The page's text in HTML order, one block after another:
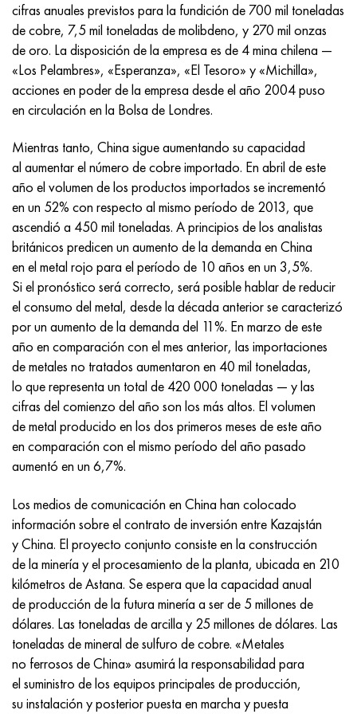
cifras anuales previstos para la fundición de 700 mil toneladas
de cobre, 7,5 mil toneladas de molibdeno, y 270 mil onzas
de oro. La disposición de la empresa es de 4 mina chilena —
«Los Pelambres», «Esperanza», «El Tesoro» y «Michilla»,
acciones en poder de la empresa desde el año 2004 puso
en circulación en la Bolsa de Londres.
Mientras tanto, China sigue aumentando su capacidad
al aumentar el número de cobre importado. En abril de este
año el volumen de los productos importados se incrementó
en un 52% con respecto al mismo período de 2013, que
ascendió a 450 mil toneladas. A principios de los analistas
británicos predicen un aumento de la demanda en China
en el metal rojo para el período de 10 años en un 3,5%.
Si el pronóstico será correcto, será posible hablar de reducir
el consumo del metal, desde la década anterior se caracterizó
por un aumento de la demanda del 11%. En marzo de este
año en comparación con el mes anterior, las importaciones
de metales no tratados aumentaron en 40 mil toneladas,
lo que representa un total de 420 000 toneladas — y las
cifras del comienzo del año son los más altos. El volumen
de metal producido en los dos primeros meses de este año
en comparación con el mismo período del año pasado
aumentó en un 6,7%.
Los medios de comunicación en China han colocado
información sobre el contrato de inversión entre Kazajstán
y China. El proyecto conjunto consiste en la construcción
de la minería y el procesamiento de la planta, ubicada en 210
kilómetros de Astana. Se espera que la capacidad anual
de producción de la futura minería a ser de 5 millones de
dólares. Las toneladas de arcilla y 25 millones de dólares. Las
toneladas de mineral de sulfuro de cobre. «Metales
no ferrosos de China» asumirá la responsabilidad para
el suministro de los equipos principales de producción,
su instalación y posterior puesta en marcha y puesta
Inconel 693
Inconel 706
Inconel 725
Inconel 738
Inconel 792
InconelX750
Inconel HX
Incotherm
incotest
Jette M152
maraging 250
René 41
Maraging 300
Maraging 350
MP35N
40KHNM
Aleación 40HNYU-VI
aleación
42NKhTYu
44NKhTYu
Aleación 45N
45НХТ
47ND
47НХР
49KF
Aleación 50N
Aleación 50NP
50NHS
Aleación 52N
52K12F
KhN56MVKYU
KhN56MVTYu
ХН58В
XN60VMTYUR
XH60VT
XH60M
XN60YU
HN62VMYUT
HN62MVKYU
HN63MB
KhN65VMTYu
KhN67MVTYu
KhN68VKTYU
KhN68VMTYUK-vd
KhN70VMTYu
VT-14
VT-16
BT20
VT20-1 sv
VT20-2 sv
BT22
VT-23
VT-35
PT-1M
PT-3V
2B
SPT-2 sv
A LAS 3
3M
TL3
Ti-6Al-6V-2Sn
Ti-6Al-2Sn-4Zr-2Mo
Ti-8Al-1Mo-1V
Ti-10V-2Fe-3Al
Ti-15V-3Cr-3Sn-3Al
Aleaciones de titanio alfa-beta
Aleación de níquel y titanio
1.4910 - AISI 316Ln
1.4919-asi 316h
Aleación 1.4923
Aleación 286 - 1.4944
Aisi 347H - 1.4961
Aleación A-286
Tubo resistente al calor resistente al calor
Aleación 1.4418
1.4429 - AISI 316Ln
Aleación 1.4432
Aleación 1.4435
Aleación 1.4436
1.4438 - AISI 317L
1.4439 - AISI 317LMn
1.4466 - AISI 310MoLn
Aleación Al6xn
15-7Ph® - 1.4532
1.4542 - 17-4Ph®
Custom 455® - 1.4543 - uns s45500
1.4545 - 15-5Ph®
1.4548 - 17-4Ph®
1.4550 - AISI 347
1.4008 - AISI 414
1.4512 - AISI 409
08Х17Н15М3Т
08X18N12B
09x14n19v2br
10X11H20T2R
10x11n20t3r
10х11н23т3мр
10H14G14N4T
10X17H13M3T
10X18N18Yu4D
11X11N2V2MF
13X11N2V2MF
15x11mf
15х12vnmf
15Х12Н2MVFAB
15X16K5N2MVFAB
C95300, CuAl9
C62300-CuAl10Fe3
Bronce de níquel aluminio
c63000, 2.0966, CuAl10Ni5Fe4
c95500, 2.0975, CuAI10Fe5Ni5
C95800, 2.0975, CuAl10Ni
C95520, CuAl11Ni
2,0872, CuNi10Fe1Mn, Cw352h
Bronce aluminio silicio
CW301G, C64200
C65500, CuAl11Fe3
C65620, CuSi3Fe2Zn3
C65100, CuSi1.5
Bronce estaño-plomo
c92200, CuSn6Zn4Pb2
Lo70-1, CuZn28Sn1As, c44300
Lo90-1, C41000
LMC58-2, 2.0572, CuZn40Mn2
LC59-1-1
LAZH60-1-1
LK80-3
C37700, 2.0380, CuZn39Pb2
C38500, 2.0401, CuZn39Pb3
C35330, CuZn36Pb2As, cw602n
latón aluminio
CuZn37Mn3Al2PbSi, CuZn40Al2, 2,0550
C68700, CuZn20Al2
C86300, CuZn19Al6
latón rojo
C84400, CuSn2ZnPb
C83600, CuSn5ZnPb
Vak4
Vd1, 1105
AlCuMg1, 3.1325
AlCuMg2, 3.1355
18X11MNFB, X22CrMoV12-1
20K, p265gh, st41k
Acero de relajación resistente al calor
30XM, 25CrMo4, 1.7218
25X1MF, 21CrMoV5-7
25X2M1F, 24CrMoV5-5
35XM, 34CrMo4
Acero estructural de baja aleación
09G2S, 13mn6, 09g2s
16g, 15ga
16G2AF, p460n, s420n
17G1S, s355j2g3
17G1S-U, St52-3, s355j0
35G2, 35s20
45G2, 45g2, AISI 1144
Aleación de acero estructural
10g2, 10g2, AISI 1513
AC14, 11SMnPb30
20G, 20mn5
20XH3A, AISI 4320, 20hn3a
20HM, 24CrMo5, 20hm
25KhGM, 20CrMo5, 1.7264
6XS, 60MnSi4, 6h
9ХВГ, 100MnCrW4
X12, X210Cr12, 1.2080
X12M, X165CrMoV12, 1.2601
Kh12MF, K110, Acero D2
X12F1, X155CrVMo12-1, Nc11Lv
corte rápido
Р6М5, 1.3343, hs6-5-2, sw7m
Р6М5К5, 1.3243, hs6-5-2-5
R6M5F3, 1.3344, hs6-5-3
R12F3, 1.3318, sw12
P18, 1,3355, hs18-0-1, sw18
Acero carbono
10,1.1645, C105W1
11G12, 110G13L, X120Mn12